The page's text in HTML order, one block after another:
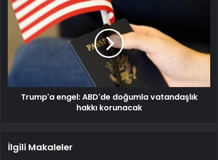
Trump'a engel: ABD'de doğumla vatandaşlık
hakkı korunacak
İlgili Makaleler